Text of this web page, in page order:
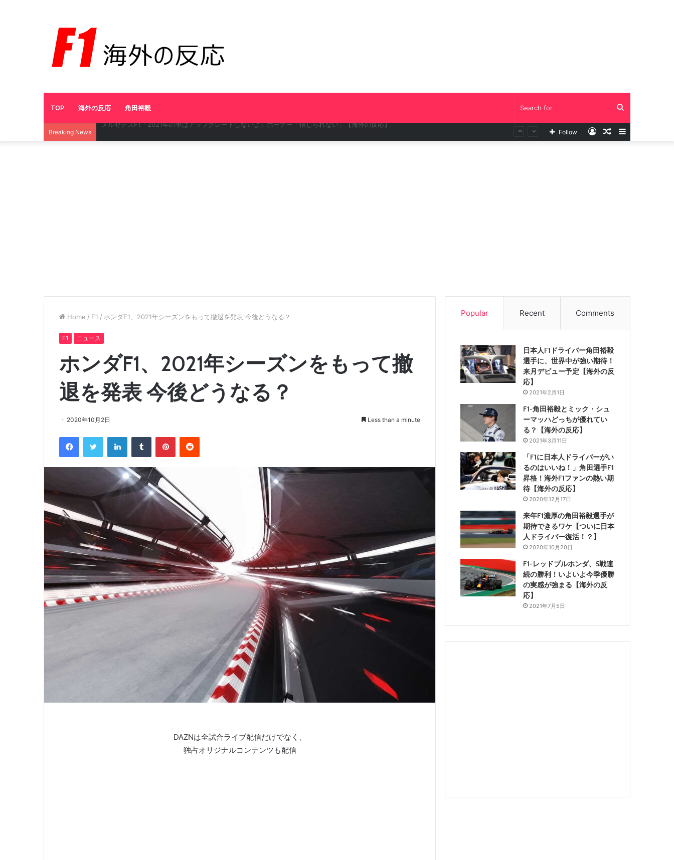
TOP 海外の反応 角田裕毅 Search
for
Breaking News Sidebar
Random
Log
Follow
Home / F1 / ホンダF1、2021年シーズンをもって撤退を発表 今後どうなる？
F1 ニュース
ホンダF1、2021年シーズンをもって撤
退を発表 今後どうなる？
2020年10月2日 Less than a minute
FacebookTwitter LinkedInTumblr PinterestReddit
DAZNは全試合ライブ配信だけでなく、
独占オリジナルコンテンツも配信
Popular Recent Comments
日本人F1ドライバー角田裕毅
選手に、世界中が強い期待！
来月デビュー予定【海外の反
応】
2021年2月1日
F1-角田裕毅とミック・シュ
ーマッハどっちが優れてい
る？【海外の反応】
2021年3月11日
「F1に日本人ドライバーがい
るのはいいね！」角田選手F1
昇格！海外F1ファンの熱い期
待【海外の反応】
2020年12月17日
来年F1濃厚の角田裕毅選手が
期待できるワケ【ついに日本
人ドライバー復活！？】
2020年10月20日
F1-レッドブルホンダ、5戦連
続の勝利！いよいよ今季優勝
の実感が強まる【海外の反
応】
2021年7月5日